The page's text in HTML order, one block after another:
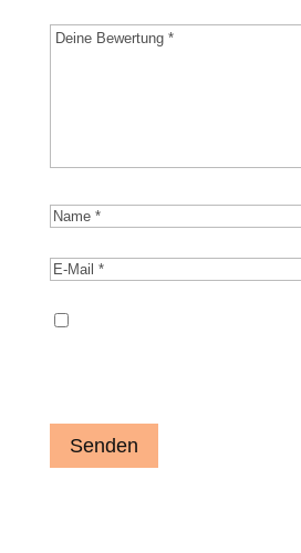
Senden